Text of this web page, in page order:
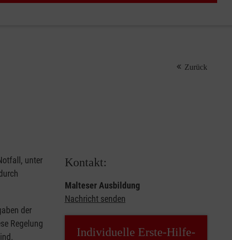
Zurück
unter
der
Regelung
Kontakt:
Malteser Ausbildung
Nachricht senden
Individuelle Erste-Hilfe-